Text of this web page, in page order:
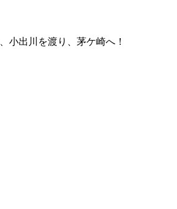
小出川を渡り、茅ケ崎へ！